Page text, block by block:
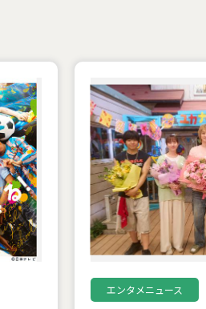
エンタメニュース